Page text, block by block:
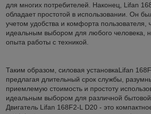
для многих потребителей. Наконец, Lifan
обладает простотой в использовании. Он
учетом удобства и комфорта пользователя,
идеальным выбором для любого человека,
опыта работы с техникой.
Таким образом, силовая установкаLifan
предлагая длительный срок службы,
приемлемую стоимость и простоту
идеальным выбором для различной бытовой
Двигатель Lifan 168F2-L D20 - это